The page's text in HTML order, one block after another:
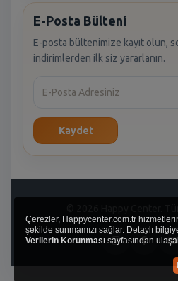
E-Posta Bülteni
E-posta bültenimize kayıt olun,
indirimlerden ilk siz yararlanın.
Kaydet
© 2026 Happy Center.
Çerezler, Happycenter.com.tr
şekilde sunmamızı sağlar. Detaylı
Verilerin Korunması sayfasından